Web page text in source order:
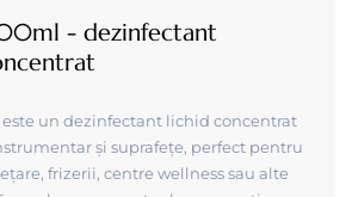
- dezinfectant
este un dezinfectant lichid concentrat
și suprafețe, perfect pentru
frizerii, centre wellness sau alte